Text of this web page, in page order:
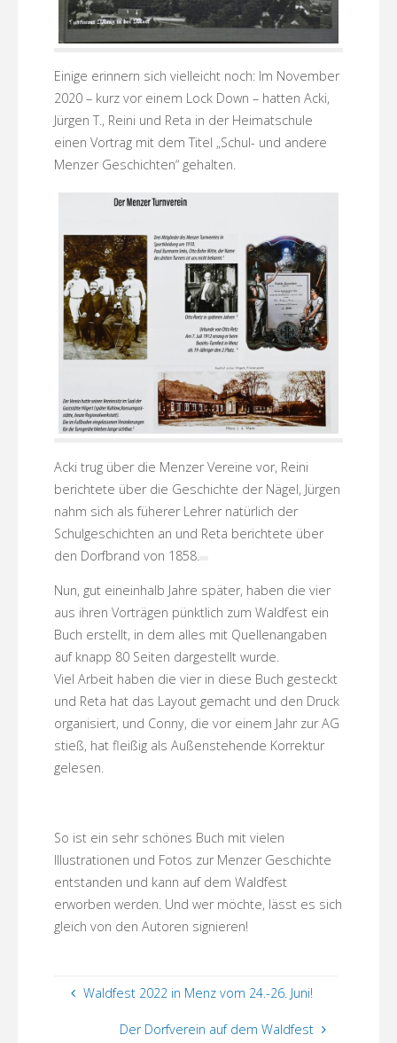
Einige erinnern sich vielleicht noch: Im November
2020 – kurz vor einem Lock Down – hatten Acki,
Jürgen T., Reini und Reta in der Heimatschule
einen Vortrag mit dem Titel „Schul- und andere
Menzer Geschichten“ gehalten.
Acki trug über die Menzer Vereine vor, Reini
berichtete über die Geschichte der Nägel, Jürgen
nahm sich als füherer Lehrer natürlich der
Schulgeschichten an und Reta berichtete über
den Dorfbrand von 1858.
Nun, gut eineinhalb Jahre später, haben die vier
aus ihren Vorträgen pünktlich zum Waldfest ein
Buch erstellt, in dem alles mit Quellenangaben
auf knapp 80 Seiten dargestellt wurde.
Viel Arbeit haben die vier in diese Buch gesteckt
und Reta hat das Layout gemacht und den Druck
organisiert, und Conny, die vor einem Jahr zur AG
stieß, hat fleißig als Außenstehende Korrektur
gelesen.
So ist ein sehr schönes Buch mit vielen
Illustrationen und Fotos zur Menzer Geschichte
entstanden und kann auf dem Waldfest
erworben werden. Und wer möchte, lässt es sich
gleich von den Autoren signieren!
Waldfest 2022 in Menz vom 24.-26. Juni!
Der Dorfverein auf dem Waldfest